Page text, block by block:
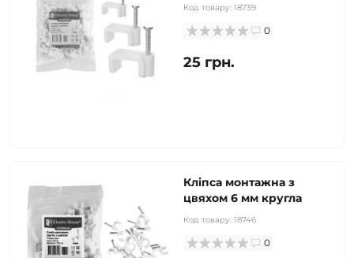
Код товару: 18739
0
25 грн.
Кліпса монтажна з
цвяхом 6 мм кругла
Код товару: 18746
0